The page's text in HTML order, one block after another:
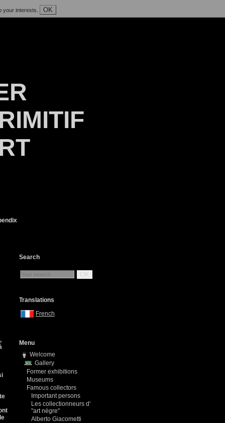
your interests. OK
Search
OK
Translations
French
Menu
Welcome
Gallery
Former exhibitions
Museums
Famous collectors
Important persons
Les collectionneurs d'
"art nègre"
Alberto Giacometti